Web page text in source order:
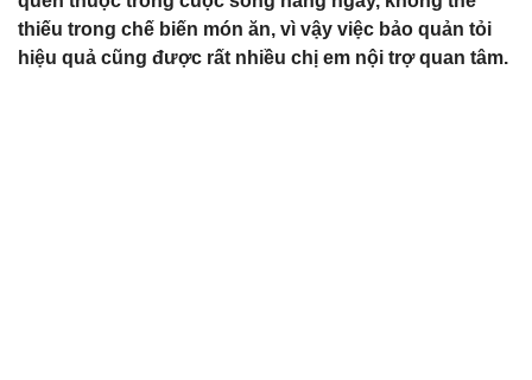
thiếu trong chế biến món ăn, vì vậy việc bảo quản tỏi
hiệu quả cũng được rất nhiều chị em nội trợ quan tâm.